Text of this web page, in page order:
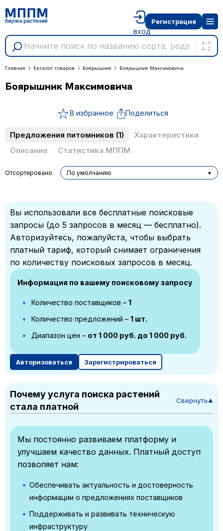
А-Я
A-Z
вход
Регистрация
Главная Каталог товаров Боярышник Боярышник Максимовича
Боярышник Максимовича
В избранное Поделиться
Предложения питомников (1)
Характеристики
Описание
Статистика МППМ
Отсортировано По умолчанию
Вы использовали все бесплатные поисковые
запросы (до 5 запросов в месяц — бесплатно).
Авторизуйтесь, пожалуйста, чтобы выбрать
платный тариф, который снимает ограничения
по количеству поисковых запросов в месяц.
Информация по вашему поисковому запросу
Количество поставщиков – 1
Количество предложений – 1 шт.
Диапазон цен – от 1 000 руб. до 1 000 руб.
Авторизоваться Зарегистрироваться
Почему услуга поиска растений
стала платной
Свернуть▼
Мы постоянно развиваем платформу и
улучшаем качество данных. Платный доступ
позволяет нам:
Обеспечивать актуальность и достоверность
информации о предложениях поставщиков
Поддерживать и развивать техническую
инфраструктуру